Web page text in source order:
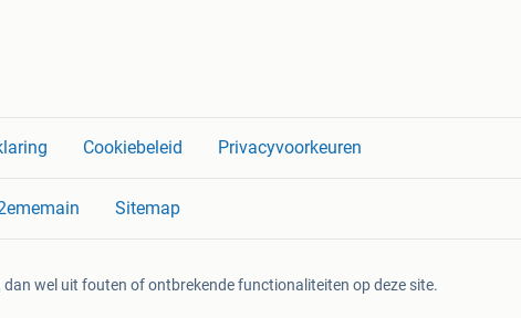
Cookiebeleid Privacyvoorkeuren
Sitemap
wel uit fouten of ontbrekende functionaliteiten op deze site.